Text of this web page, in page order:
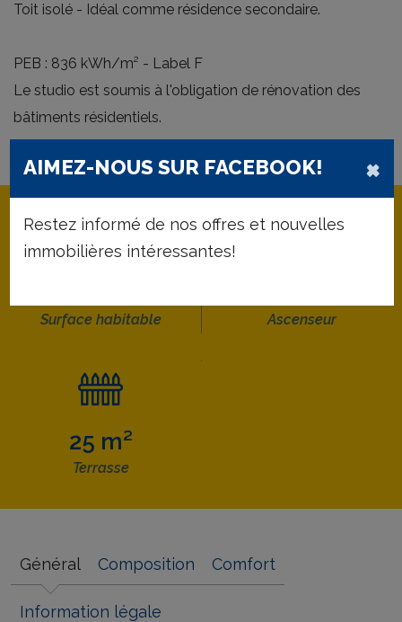
Toit isolé - Idéal comme résidence secondaire.
PEB : 836 kWh/m² - Label F
Le studio est soumis à l'obligation de rénovation des
bâtiments résidentiels.
Surface habitable Ascenseur
25 m²
Terrasse
Général Composition Comfort
Information légale
×
AIMEZ-NOUS SUR FACEBOOK!
Restez informé de nos offres et nouvelles
immobilières intéressantes!